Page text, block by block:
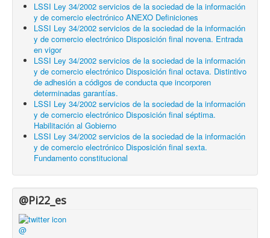
LSSI Ley 34/2002 servicios de la sociedad de la información
y de comercio electrónico ANEXO Definiciones
LSSI Ley 34/2002 servicios de la sociedad de la información
y de comercio electrónico Disposición final novena. Entrada
en vigor
LSSI Ley 34/2002 servicios de la sociedad de la información
y de comercio electrónico Disposición final octava. Distintivo
de adhesión a códigos de conducta que incorporen
determinadas garantías.
LSSI Ley 34/2002 servicios de la sociedad de la información
y de comercio electrónico Disposición final séptima.
Habilitación al Gobierno
LSSI Ley 34/2002 servicios de la sociedad de la información
y de comercio electrónico Disposición final sexta.
Fundamento constitucional
@Pi22_es
@